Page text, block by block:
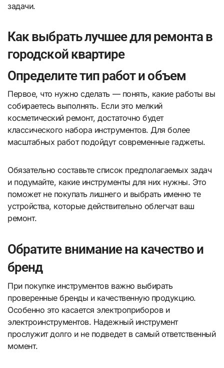
задачи.
Как выбрать лучшее для ремонта в
городской квартире
Определите тип работ и объем
Первое, что нужно сделать — понять, какие работы вы
собираетесь выполнять. Если это мелкий
косметический ремонт, достаточно будет
классического набора инструментов. Для более
масштабных работ подойдут современные гаджеты.
Обязательно составьте список предполагаемых задач
и подумайте, какие инструменты для них нужны. Это
поможет не покупать лишнего и выбрать именно те
устройства, которые действительно облегчат ваш
ремонт.
Обратите внимание на качество и
бренд
При покупке инструментов важно выбирать
проверенные бренды и качественную продукцию.
Особенно это касается электроприборов и
электроинструментов. Надежный инструмент
прослужит долго и не подведет в самый ответственный
момент.